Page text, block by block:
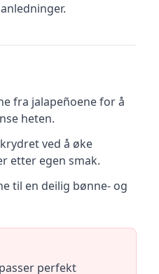
fra jalapeñoene for å
heten.
ved å øke
etter egen smak.
til en deilig bønne- og
perfekt